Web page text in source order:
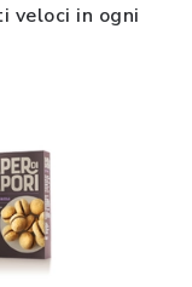
veloci in ogni